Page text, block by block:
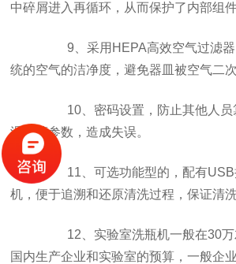
中碎屑进入再循环，从而保护了内部组件
9、采用HEPA高效空气过滤器
统的空气的洁净度，避免器皿被空气二次
10、密码设置，防止其他人员
温度等参数，造成失误。
11、可选功能型的，配有USB
机，便于追溯和还原清洗过程，保证清
12、实验室洗瓶机一般在30万
国内生产企业和实验室的预算，一般企